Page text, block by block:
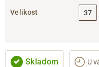
Velikost 37
Skladom U